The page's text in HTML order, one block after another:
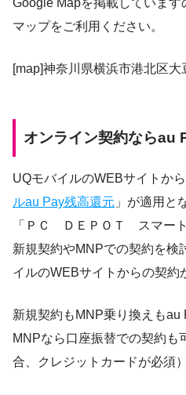
Google Mapを掲載していま
マップをご利用ください。
[map]神奈川県横浜市港北区大
オンライン契約ならau
UQモバイルのWEBサイトか
ルau Pay残高還元 」が適用と
「ＰＣ ＤＥＰＯＴ スマー
新規契約やMNPでの契約を検
イルのWEBサイトからの契約
新規契約もMNP乗り換えもau
MNPなら口座振替での契約も
合、クレジットカードが必須）